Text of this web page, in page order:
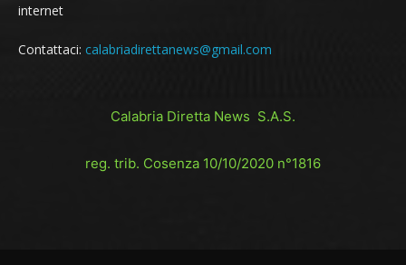
internet
Contattaci: calabriadirettanews@gmail.com
Calabria Diretta News S.A.S.
reg. trib. Cosenza 10/10/2020 n°1816